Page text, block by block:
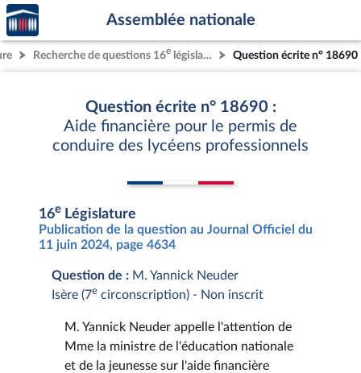
Aller au contenu
Aller en bas de la page
Accèder
à la
page
d'accueil
Assemblée nationale
Recherche de questions 16e législature Question écrite n° 18690
Question écrite n° 18690 :
Aide financière pour le permis de
conduire des lycéens professionnels
16e Législature
Publication de la question au Journal Officiel du
11 juin 2024, page 4634
Question de : M. Yannick Neuder
Isère (7e circonscription) - Non inscrit
M. Yannick Neuder appelle l'attention de
Mme la ministre de l'éducation nationale
et de la jeunesse sur l'aide financière